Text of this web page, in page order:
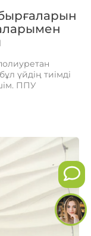
үйдің тиімді
ППУ